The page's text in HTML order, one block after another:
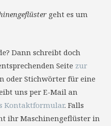
geht es um
Dann schreibt doch
Seite zur
oder Stichwörter für eine
uns per E-Mail an
Kontaktformular. Falls
ihr Maschinengeflüster in